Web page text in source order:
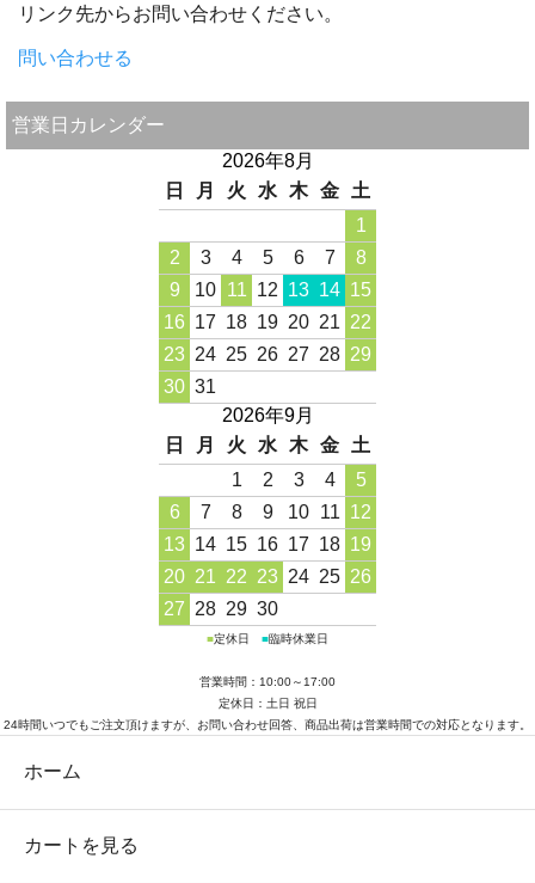
リンク先からお問い合わせください。
問い合わせる
営業日カレンダー
2026年8月
日
月 火 水 木 金
土
1
2
3 4 5 6 7
8
9
10 11 12 13 14 15
16 17 18 19 20 21 22
23 24 25 26 27 28 29
30 31
2026年9月
日
月 火 水 木 金
土
1
2 3 4
5
6
7 8 9 10 11 12
13 14 15 16 17 18 19
20 21 22 23 24 25 26
27 28 29 30
■定休日 ■臨時休業日
営業時間：10:00～17:00
定休日：土日 祝日
24時間いつでもご注文頂けますが、お問い合わせ回答、商品出荷は営業時間での対応となります。
ホーム
カートを見る